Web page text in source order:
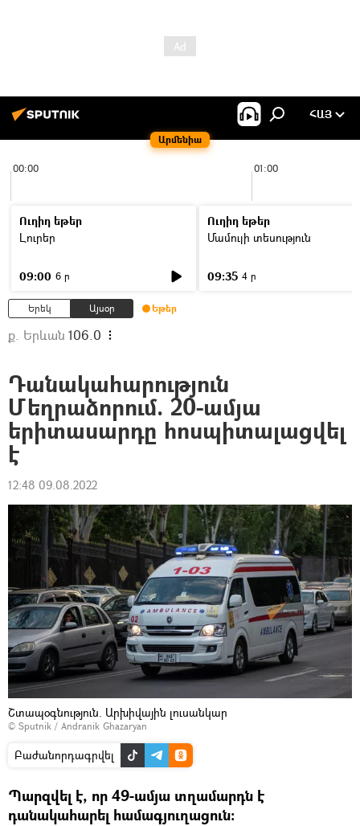
Արմենիա
ՀԱՅ
00:00 01:00
Ուղիղ եթեր
Լուրեր
09:00 6 ր
Ուղիղ եթեր
Մամուլի տեսություն
09:35 4 ր
Երեկ Այսօր Եթեր
ք. Երևան 106.0
Դանակահարություն
Մեղրաձորում. 20-ամյա
երիտասարդը հոսպիտալացվել
է
12:48 09.08.2022
Շտապօգնություն. Արխիվային լուսանկար
© Sputnik / Andranik Ghazaryan
Բաժանորդագրվել
Պարզվել է, որ 49-ամյա տղամարդն է
դանակահարել համագյուղացուն։